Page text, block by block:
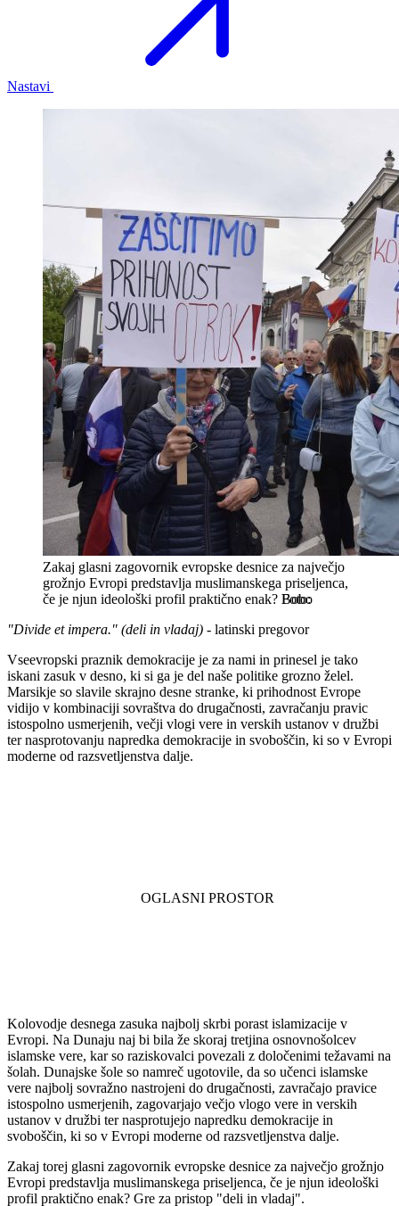
Nastavi
Zakaj glasni zagovornik evropske desnice za največjo
grožnjo Evropi predstavlja muslimanskega priseljenca,
če je njun ideološki profil praktično enak? Bobo
"Divide et impera." (deli in vladaj) - latinski pregovor
Vseevropski praznik demokracije je za nami in prinesel je tako
iskani zasuk v desno, ki si ga je del naše politike grozno želel.
Marsikje so slavile skrajno desne stranke, ki prihodnost Evrope
vidijo v kombinaciji sovraštva do drugačnosti, zavračanju pravic
istospolno usmerjenih, večji vlogi vere in verskih ustanov v družbi
ter nasprotovanju napredka demokracije in svoboščin, ki so v Evropi
moderne od razsvetljenstva dalje.
Kolovodje desnega zasuka najbolj skrbi porast islamizacije v
Evropi. Na Dunaju naj bi bila že skoraj tretjina osnovnošolcev
islamske vere, kar so raziskovalci povezali z določenimi težavami na
šolah. Dunajske šole so namreč ugotovile, da so učenci islamske
vere najbolj sovražno nastrojeni do drugačnosti, zavračajo pravice
istospolno usmerjenih, zagovarjajo večjo vlogo vere in verskih
ustanov v družbi ter nasprotujejo napredku demokracije in
svoboščin, ki so v Evropi moderne od razsvetljenstva dalje.
Zakaj torej glasni zagovornik evropske desnice za največjo grožnjo
Evropi predstavlja muslimanskega priseljenca, če je njun ideološki
profil praktično enak? Gre za pristop "deli in vladaj".